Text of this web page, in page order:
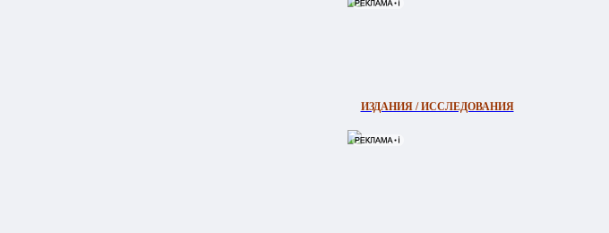
ИЗДАНИЯ / ИССЛЕДОВАНИЯ